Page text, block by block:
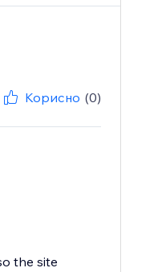
Корисно (0)
the site